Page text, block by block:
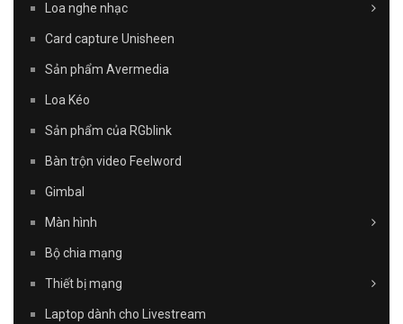
Loa nghe nhạc
Card capture Unisheen
Sản phẩm Avermedia
Loa Kéo
Sản phẩm của RGblink
Bàn trộn video Feelword
Gimbal
Màn hình
Bộ chia mạng
Thiết bị mạng
Laptop dành cho Livestream